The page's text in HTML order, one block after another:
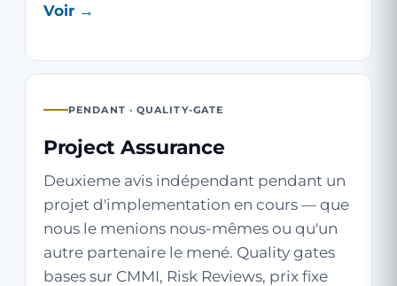
Voir →
PENDANT · QUALITY-GATE
Project Assurance
Deuxieme avis indépendant pendant un
projet d'implementation en cours — que
nous le menions nous-mêmes ou qu'un
autre partenaire le mené. Quality gates
bases sur CMMI, Risk Reviews, prix fixe